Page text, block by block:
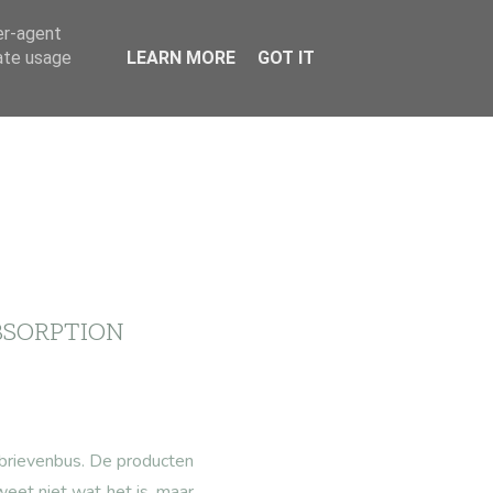
De producten
agent
usage
LEARN MORE GOT IT